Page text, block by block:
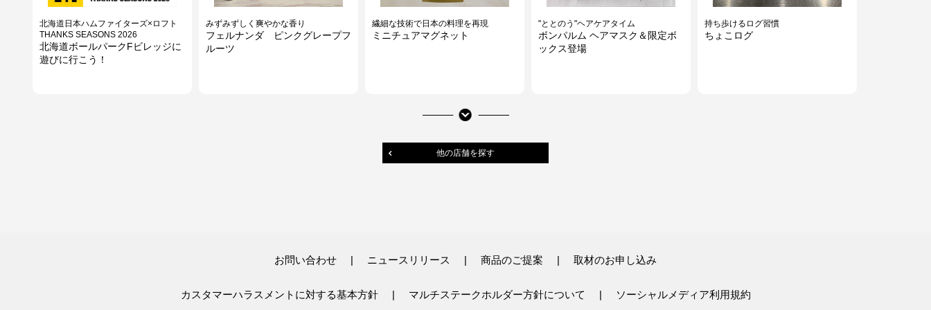
北海道日本ハムファイターズ×ロフト
THANKS SEASONS 2026
北海道ボールパークFビレッジに
遊びに行こう！
みずみずしく爽やかな香り
フェルナンダ ピンクグレープフ
ルーツ
繊細な技術で日本の料理を再現
ミニチュアマグネット
"ととのう"ヘアケアタイム
ボンパルム ヘアマスク＆限定ボ
ックス登場
持ち歩けるログ習慣
ちょこログ
朝夜使える万能クリーム♪
ドクターエルシア 345フェイス
フィアンセ HANABIの香り
他の店舗を探す
お問い合わせ ニュースリリース 商品のご提案 取材のお申し込み
カスタマーハラスメントに対する基本方針 マルチステークホルダー方針について ソーシャルメディア利用規約